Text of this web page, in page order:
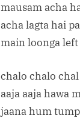
mausam acha
acha lagta hai
main loonga
chalo chalo
aaja aaja hawa
jaana hum